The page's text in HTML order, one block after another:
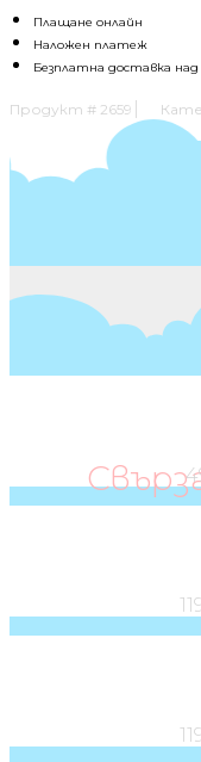
Плащане онлайн
Наложен платеж
Безплатна доставка над
Продукт # 2659